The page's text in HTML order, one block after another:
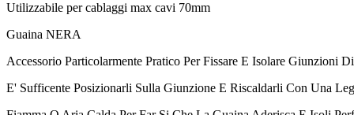
Utilizzabile per cablaggi max cavi 70mm
Guaina NERA
Accessorio Particolarmente Pratico Per Fissare E Isolare Giunzioni
E' Sufficente Posizionarli Sulla Giunzione E Riscaldarli Con Una